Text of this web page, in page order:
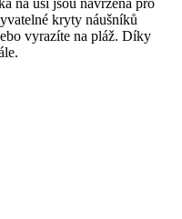
kryty náušníků
vyrazíte na pláž. Díky